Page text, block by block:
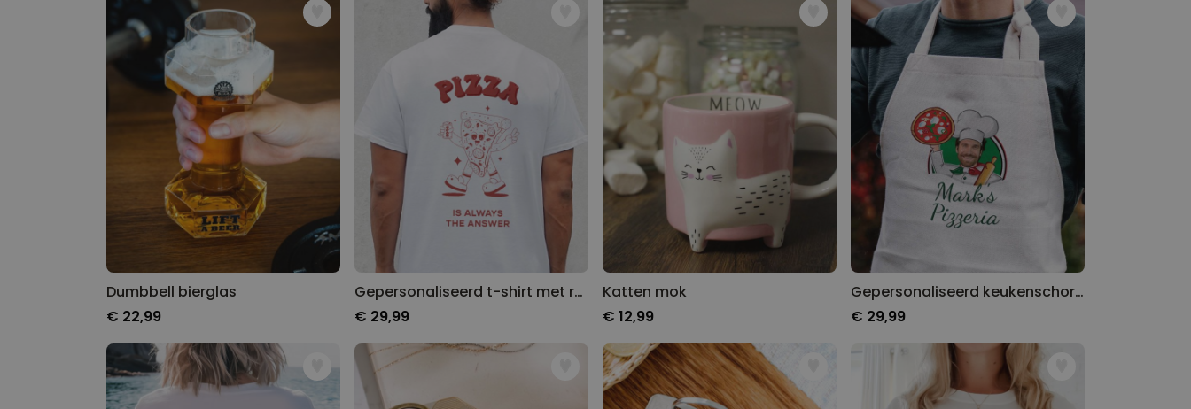
Personaliseerbaar
Gepersonaliseerde boxershort
met gezicht en tekst
Meer dan
11.600
keer
gekocht
Polaroid-look
Gepersonaliseerde
Geurhanger set van 2
Meer dan
13.900 keer
gekocht
Personaliseerbaar
Gepersonaliseerd houten blok
waar het begon
Dumbbell bierglas
€ 22,99
Gepersonaliseerd t-shirt met retro illustraties
€ 29,99
Katten mok
€ 12,99
Gepersonaliseerd keukenschort pizzeria met gezicht
€ 29,99